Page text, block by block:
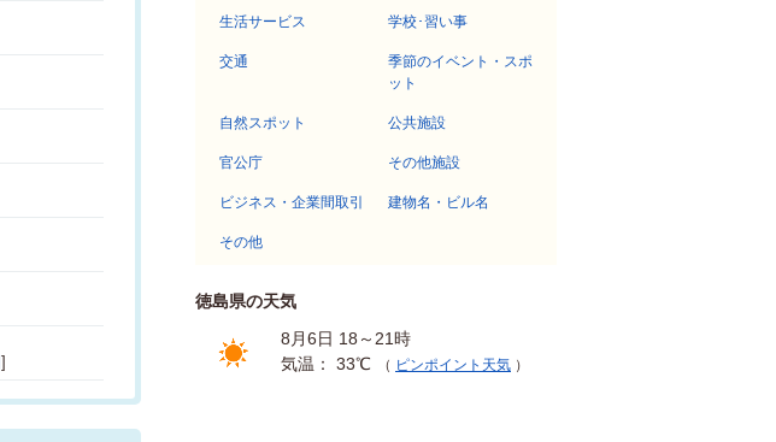
]
生活サービス 学校･習い事
交通
季節のイベント・スポ
ット
自然スポット 公共施設
官公庁 その他施設
ビジネス・企業間取引 建物名・ビル名
その他
徳島県の天気
8月6日 18～21時
気温： 33℃
（ ピンポイント天気 ）